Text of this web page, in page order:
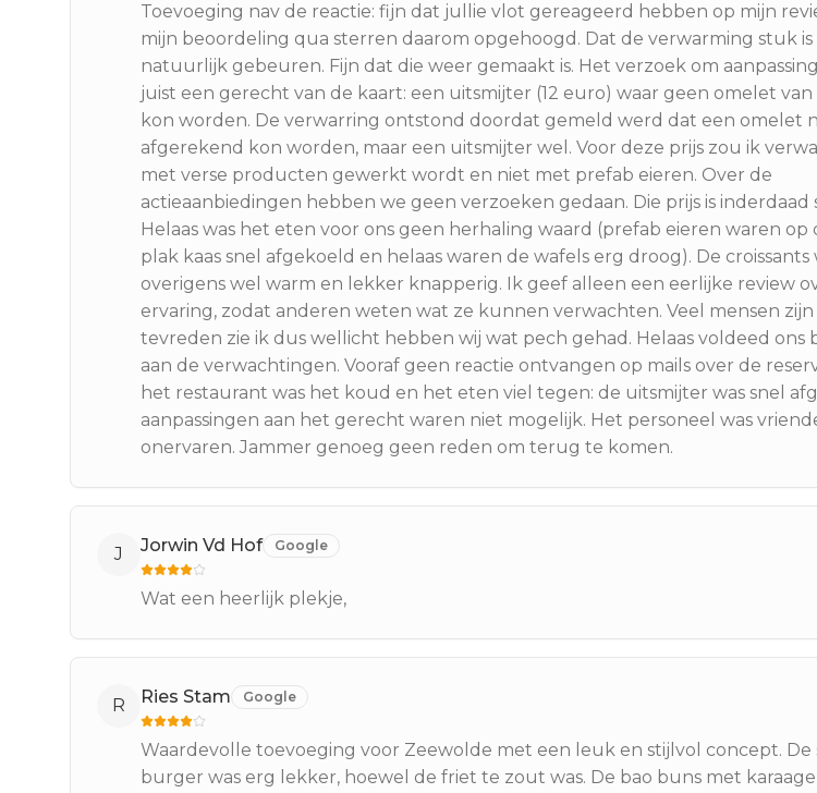
Toevoeging nav de reactie: fijn dat jullie vlot gereageerd hebben op mijn
mijn beoordeling qua sterren daarom opgehoogd. Dat de verwarming stuk is
natuurlijk gebeuren. Fijn dat die weer gemaakt is. Het verzoek om
juist een gerecht van de kaart: een uitsmijter (12 euro) waar geen omelet
kon worden. De verwarring ontstond doordat gemeld werd dat een omelet
afgerekend kon worden, maar een uitsmijter wel. Voor deze prijs zou ik
met verse producten gewerkt wordt en niet met prefab eieren. Over de
actieaanbiedingen hebben we geen verzoeken gedaan. Die prijs is inderdaad
Helaas was het eten voor ons geen herhaling waard (prefab eieren waren op
plak kaas snel afgekoeld en helaas waren de wafels erg droog). De croissants
overigens wel warm en lekker knapperig. Ik geef alleen een eerlijke review
ervaring, zodat anderen weten wat ze kunnen verwachten. Veel mensen zijn
tevreden zie ik dus wellicht hebben wij wat pech gehad. Helaas voldeed ons
aan de verwachtingen. Vooraf geen reactie ontvangen op mails over de
het restaurant was het koud en het eten viel tegen: de uitsmijter was snel
aanpassingen aan het gerecht waren niet mogelijk. Het personeel was
onervaren. Jammer genoeg geen reden om terug te komen.
J Jorwin Vd Hof Google
Wat een heerlijk plekje,
R Ries Stam Google
Waardevolle toevoeging voor Zeewolde met een leuk en stijlvol concept. De
burger was erg lekker, hoewel de friet te zout was. De bao buns met karaage